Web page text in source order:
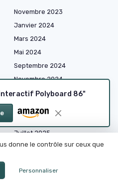
Polyboard 86"
Novembre 2023
Janvier 2024
Mars 2024
Mai 2024
Septembre 2024
Novembre 2024
Janvier 2025
Mai 2025
Juillet 2025
Septembre 2025
Janvier 2026
donne le contrôle sur ceux que
Personnaliser